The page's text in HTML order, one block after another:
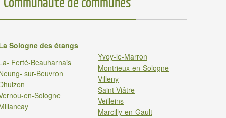
Sologne des étangs
Ferté-Beauharnais
sur-Beuvron
en-Sologne
Yvoy-le-Marron
Montrieux-en-Sologne
Villeny
Saint-Viâtre
Veilleins
Marcilly-en-Gault